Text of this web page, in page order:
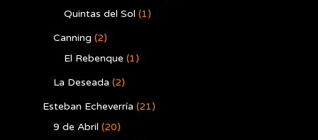
Quintas del Sol (1)
Canning (2)
El Rebenque (1)
La Deseada (2)
Esteban Echeverría (21)
9 de Abril (20)